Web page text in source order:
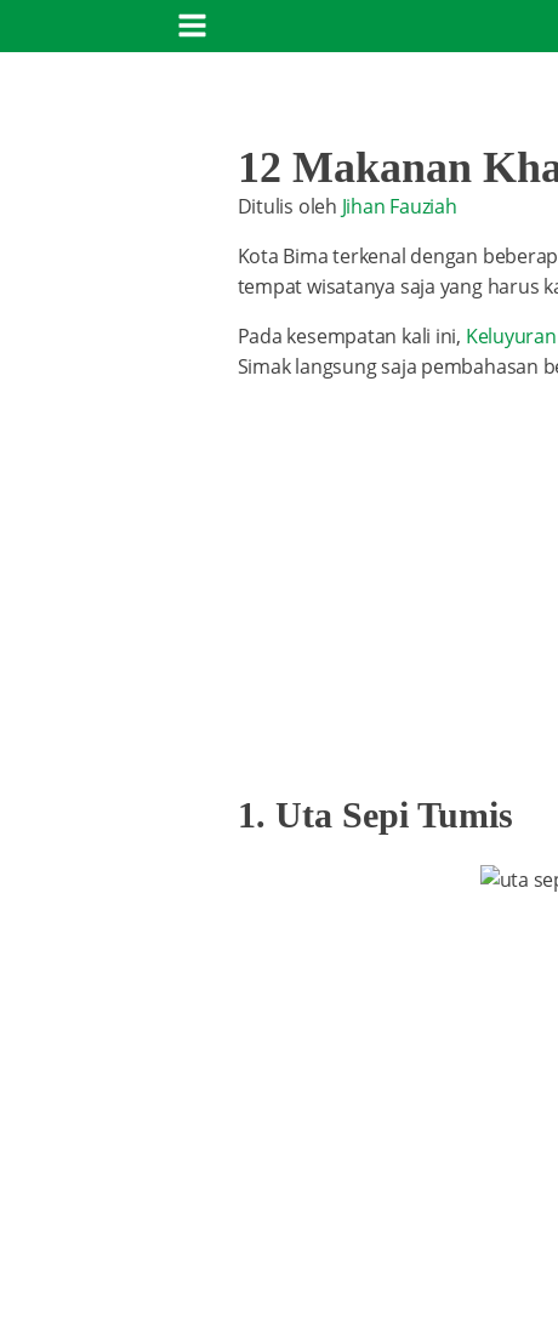
12 Makanan
Ditulis oleh Jihan Fauziah
Kota Bima terkenal dengan
tempat wisatanya saja yang harus
Pada kesempatan kali ini, Keluyuran
Simak langsung saja pembahasan
1. Uta Sepi Tumis